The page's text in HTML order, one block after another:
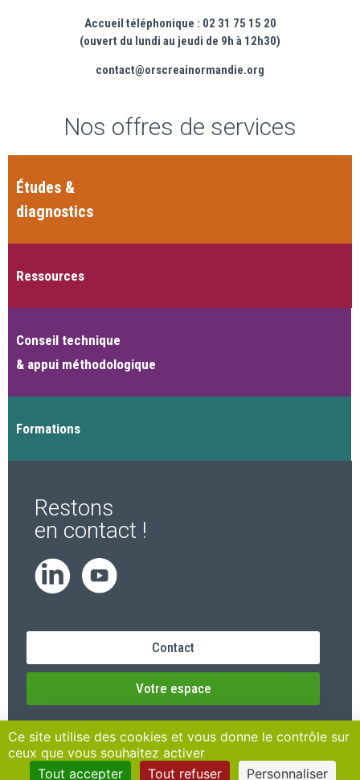
Accueil téléphonique : 02 31 75 15 20
(ouvert du lundi au jeudi de 9h à 12h30)
contact@orscreainormandie.org
Nos offres de services
Études &
diagnostics
Ressources
Conseil technique
& appui méthodologique
Formations
Restons
en contact !
Contact
Votre espace
Mentions Légales Données personnelles Plan du site Transparence
Ce site utilise des cookies et vous donne le contrôle sur
ceux que vous souhaitez activer
Tout accepter
Tout refuser Personnaliser